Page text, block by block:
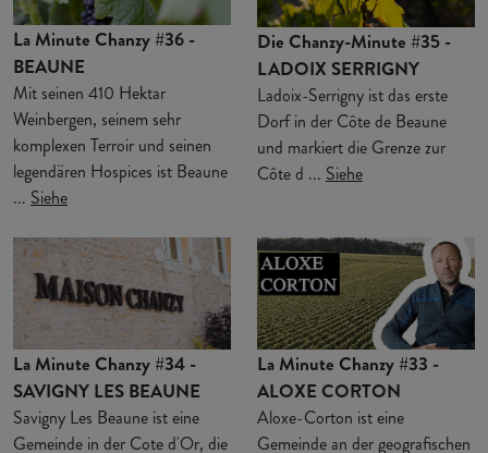
La Minute Chanzy #36 -
BEAUNE
Mit seinen 410 Hektar
Weinbergen, seinem sehr
komplexen Terroir und seinen
legendären Hospices ist Beaune
... Siehe
Die Chanzy-Minute #35 -
LADOIX SERRIGNY
Ladoix-Serrigny ist das erste
Dorf in der Côte de Beaune
und markiert die Grenze zur
Côte d ... Siehe
La Minute Chanzy #34 -
SAVIGNY LES BEAUNE
Savigny Les Beaune ist eine
Gemeinde in der Cote d'Or, die
La Minute Chanzy #33 -
ALOXE CORTON
Aloxe-Corton ist eine
Gemeinde an der geografischen